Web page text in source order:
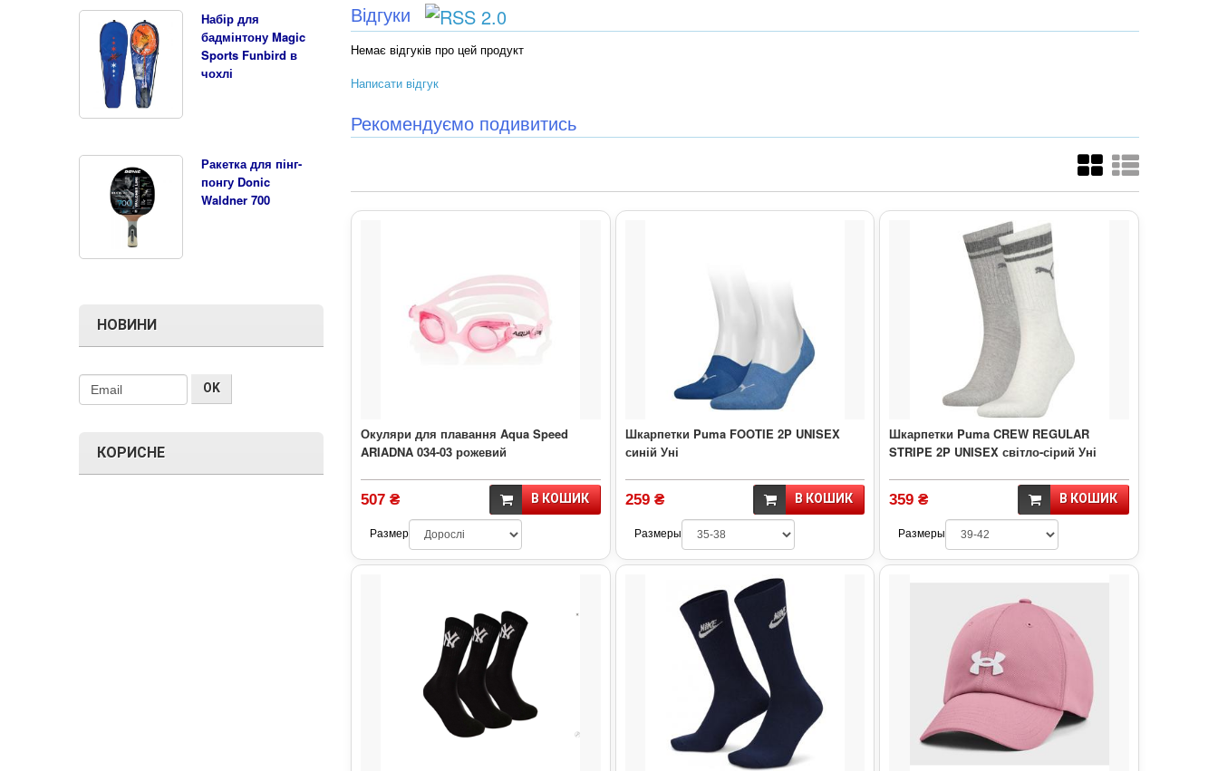
Набір для
бадмінтону Magic
Sports Funbird в
чохлі
Ракетка для пінг-
понгу Donic
Waldner 700
НОВИНИ
КОРИСНЕ
Відгуки
Немає відгуків про цей продукт
Написати відгук
Рекомендуємо подивитись
Окуляри для плавання Aqua Speed
ARIADNA 034-03 рожевий
507 ₴ В КОШИК
Размер
Шкарпетки Puma FOOTIE 2P UNISEX
синій Уні
259 ₴ В КОШИК
Размеры
Шкарпетки Puma CREW REGULAR
STRIPE 2P UNISEX світло-сірий Уні
359 ₴ В КОШИК
Размеры